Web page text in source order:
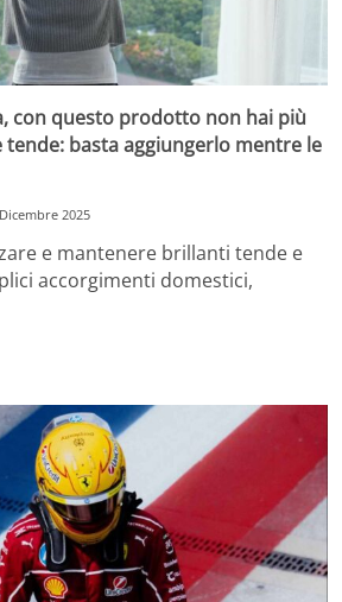
con questo prodotto non hai più
basta aggiungerlo mentre le
2025
e mantenere brillanti tende e
accorgimenti domestici,